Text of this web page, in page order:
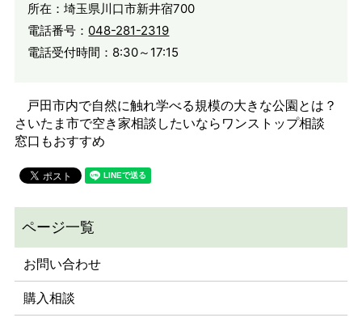
所在：埼玉県川口市新井宿700
電話番号： 048-281-2319
電話受付時間：8:30～17:15
戸田市内で自然に触れ学べる規模の大きな公園とは？
さいたま市で空き家相談したいならワンストップ相談
窓口もおすすめ
お問い合わせ
購入相談